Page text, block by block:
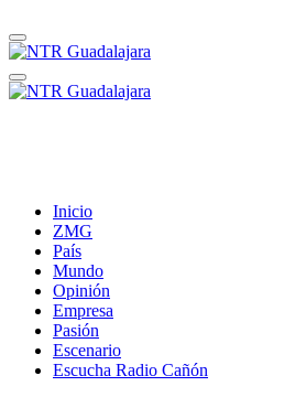
Inicio
ZMG
País
Mundo
Opinión
Empresa
Pasión
Escenario
Escucha Radio Cañón